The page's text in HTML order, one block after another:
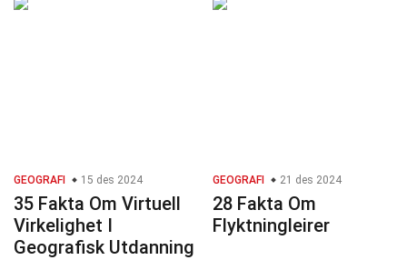
GEOGRAFI 15 des 2024
35 Fakta Om Virtuell
Virkelighet I
Geografisk Utdanning
GEOGRAFI 21 des 2024
28 Fakta Om
Flyktningleirer